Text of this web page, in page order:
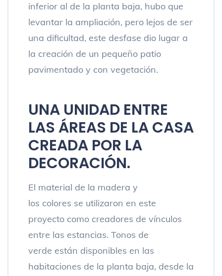
inferior al de la planta baja, hubo que
levantar la ampliación, pero lejos de ser
una dificultad, este desfase dio lugar a
la creación de un pequeño patio
pavimentado y con vegetación.
UNA UNIDAD ENTRE
LAS ÁREAS DE LA CASA
CREADA POR LA
DECORACIÓN.
El material de la madera y
los colores se utilizaron en este
proyecto como creadores de vínculos
entre las estancias. Tonos de
verde están disponibles en las
habitaciones de la planta baja, desde la